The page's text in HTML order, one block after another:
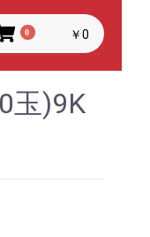
0 ￥0
玉)9K